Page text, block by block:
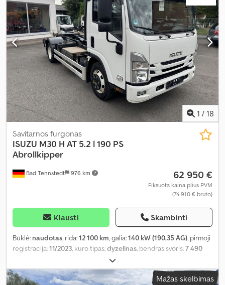
1 / 18
Bad Tennstedt 976 km
Savitarnos furgonas
ISUZU M30 H AT 5.2 l 190 PS
Abrollkipper
62 950 €
Fiksuota kaina plius PVM
(74 910 € bruto)
Klausti Skambinti
Būklė: naudotas, rida:12 100 km, galia:140 kW (190,35 AG), pirmoji
registracija:11/2023 , kuro tipas:dyzelinas , bendras svoris:7 490
, sėdimų vietų skaičius:
užraktas, elektroninė stabilumo programa (ESP), oro
kondicionavimas, suodžių filtras, Mažas skelbimas